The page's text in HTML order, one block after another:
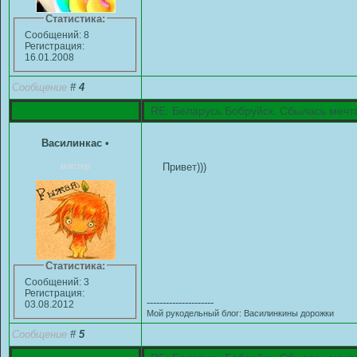
Статистика:
Сообщений: 8
Регистрация:
16.01.2008
Сообщение # 4
RE: Беларусь.Бобруйск. Сбылась
Василинкас •
мастер
Статистика:
Сообщений: 3
Регистрация:
03.08.2012
Привет)))
---------------------
Мой рукодельный блог: Василинкины дорожки
Сообщение # 5